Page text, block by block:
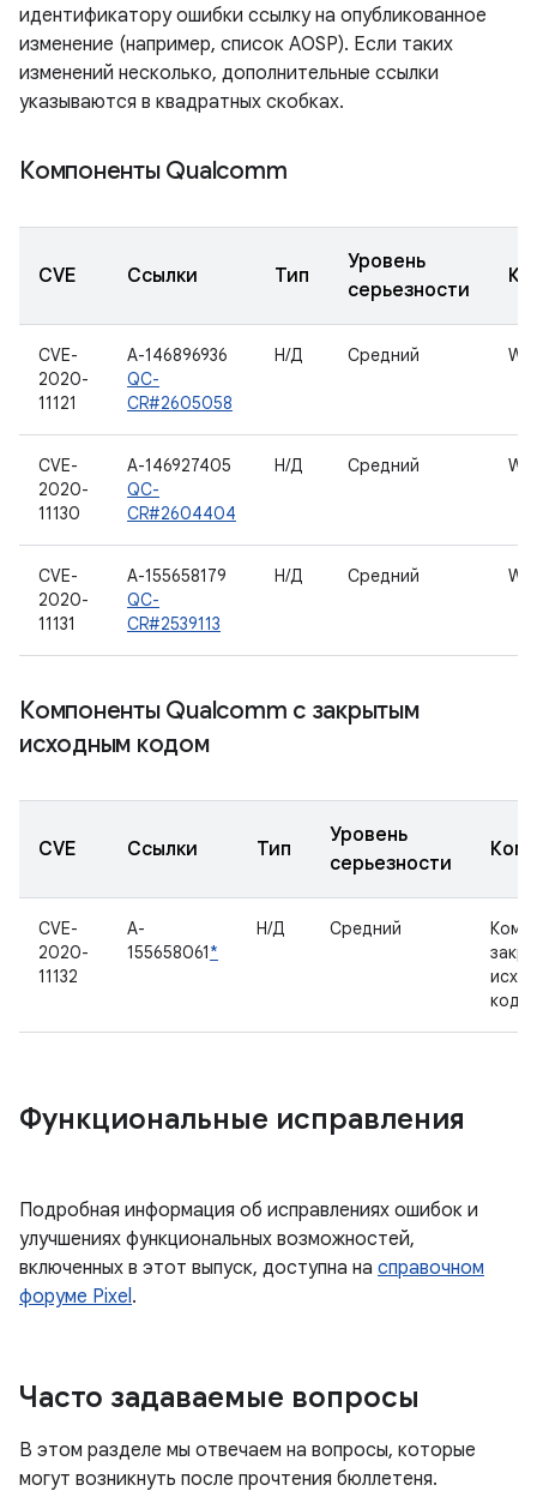
идентификатору ошибки ссылку на опубликованное
изменение (например, список AOSP). Если таких
изменений несколько, дополнительные ссылки
указываются в квадратных скобках.
Компоненты Qualcomm
CVE Ссылки Тип
Уровень
серьезности
CVE-
2020-
11121
A-146896936
QC-
CR#2605058
Н/Д Средний
CVE-
2020-
11130
A-146927405
QC-
CR#2604404
Н/Д Средний
CVE-
2020-
11131
A-155658179
QC-
CR#2539113
Н/Д Средний
Компоненты Qualcomm с закрытым
исходным кодом
CVE Ссылки Тип
Уровень
серьезности
CVE-
2020-
11132
A-
155658061*
Н/Д Средний
Функциональные исправления
Подробная информация об исправлениях ошибок и
улучшениях функциональных возможностей,
включенных в этот выпуск, доступна на справочном
форуме Pixel.
Часто задаваемые вопросы
В этом разделе мы отвечаем на вопросы, которые
могут возникнуть после прочтения бюллетеня.